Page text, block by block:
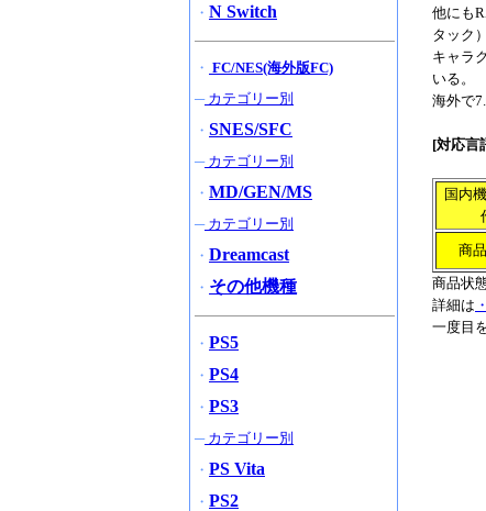
他にも
タック）
キャラ
いる。
海外で
[対応言
国内
商
商品状
詳細は
一度目
・ N Switch
・ FC/NES(海外版FC)
─カテゴリー別
・ SNES/SFC
─カテゴリー別
・ MD/GEN/MS
─カテゴリー別
・ Dreamcast
・ その他機種
・ PS5
・ PS4
・ PS3
─カテゴリー別
・ PS Vita
・ PS2